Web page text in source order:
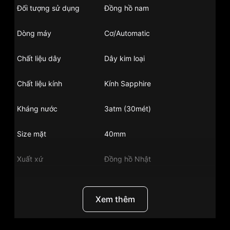
Đối tượng sử dụng Đồng hồ nam
Dòng máy Cơ/Automatic
Chất liệu dây Dây kim loại
Chất liệu kính Kính Sapphire
Kháng nước 3atm (30mét)
Size mặt 40mm
Xuất xứ Đồng hồ Nhật
Xem thêm